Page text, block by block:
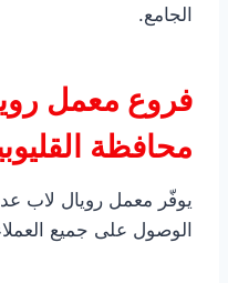
الجامع.
فروع معمل
محافظة
يوفّر معمل رويال لاب
الوصول على جميع